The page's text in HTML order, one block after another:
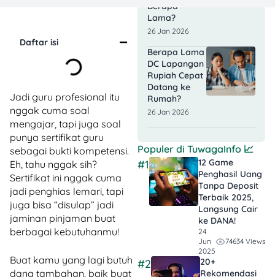
Daftar isi
Jadi guru profesional itu
nggak cuma soal
mengajar, tapi juga soal
punya sertifikat guru
sebagai bukti kompetensi.
Eh, tahu nggak sih?
Sertifikat ini nggak cuma
jadi penghias lemari, tapi
juga bisa “disulap” jadi
jaminan pinjaman buat
berbagai kebutuhanmu!
Buat kamu yang lagi butuh
dana tambahan, baik buat
Berapa
Lama?
26 Jan 2026
Berapa Lama
DC Lapangan
Rupiah Cepat
Datang ke
Rumah?
26 Jan 2026
Populer di TuwagaInfo 📈
#1
12 Game
Penghasil Uang
Tanpa Deposit
Terbaik 2025,
Langsung Cair
ke DANA!
24
Jun
2025
74634 Views
#2
20+
Rekomendasi